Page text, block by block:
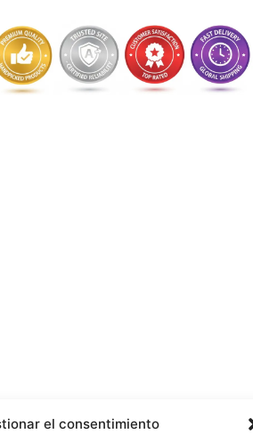
el consentimiento